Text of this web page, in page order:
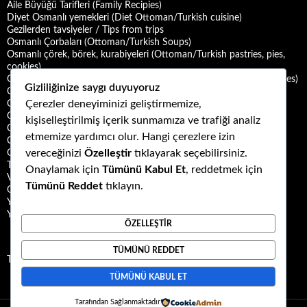
Aile Büyüğü Tarifleri (Family Recipies)
Diyet Osmanlı yemekleri (Diet Ottoman/Turkish cuisine)
Gezilerden tavsiyeler / Tips from trips
Osmanlı Çorbaları (Ottoman/Turkish Soups)
Osmanlı çörek, börek, kurabiyeleri (Ottoman/Turkish pastries, pies,
cookies)
Osmanlı Deniz Mahsulü Yemekleri (Ottoman/Turkish Seafood Dishes)
Osmanlı Halk Yemekleri (Ottoman/Turkish Folk Cuisine)
Osmanlı Mezeleri (Ottoman Mezes/Appetizers)
Osmanlı Saray Yemekleri (Ottoman/Turkish Palace Cuisine)
Osmanlı Şerbet ve Hoşafları (Ottoman/Turkish Sherbets and
Compotes)
Osmanlı Tatlıları (Ottoman/Turkish Desserts)
Türk Mutfağı Yemekleri (Turkish cuisine dishes)
Vegan ya da Vejetaryen Osmanlı Yemekleri (Vegan or Vegetarian
Ottoman/Turkish Dishes)
Yemek Kültürü (Food Culture)
Yemek ve Yemek Kültürü Kitapları
Tweets by Kuzubudu
Gizliliğinize saygı duyuyoruz
Çerezler deneyiminizi geliştirmemize,
kişiselleştirilmiş içerik sunmamıza ve trafiği analiz
etmemize yardımcı olur. Hangi çerezlere izin
vereceğinizi Özelleştir tıklayarak seçebilirsiniz.
Onaylamak için Tümünü Kabul Et, reddetmek için
Tümünü Reddet tıklayın.
ÖZELLEŞTIR
TÜMÜNÜ REDDET
TÜMÜNÜ KABUL ET
Tarafından Sağlanmaktadır